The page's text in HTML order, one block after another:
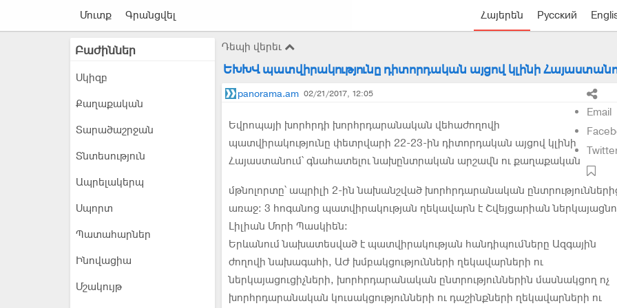
Մուտք Գրանցվել Հայերեն Русский
Բաժիններ
Սկիզբ
Քաղաքական
Տարածաշրջան
Տնտեսություն
Ապրելակերպ
Սպորտ
Պատահարներ
Ինովացիա
Մշակույթ
Դեպի վերեւ
ԵԽԽՎ պատվիրակությունը դիտորդական այցով կլինի
panorama.am 02/21/2017, 12:05
Email
Եվրոպայի խորհրդի խորհրդարանական վեհաժողովի
պատվիրակությունը փետրվարի 22-23-ին դիտորդական այցով կլինի
Հայաստանում՝ գնահատելու նախընտրական արշավն ու քաղաքական
մթնոլորտը՝ ապրիլի 2-ին նախանշված խորհրդարանական
առաջ։ 3 հոգանոց պատվիրակության ղեկավարն է Շվեյցարիան
Լիլիան Մորի Պասկիեն։
Երևանում նախատեսված է պատվիրակության հանդիպումները Ազգային
ժողովի նախագահի, ԱԺ խմբակցությունների ղեկավարների ու
ներկայացուցիչների, խորհրդարանական ընտրություններին մասնակցող ոչ
խորհրդարանական կուսակցությունների ու դաշինքների ղեկավարների ու